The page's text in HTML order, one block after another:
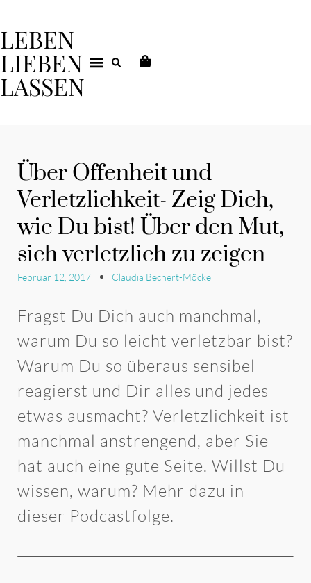
LEBEN
LIEBEN
LASSEN
Über Offenheit und
Verletzlichkeit- Zeig Dich,
wie Du bist! Über den Mut,
sich verletzlich zu zeigen
Februar 12, 2017 Claudia Bechert-Möckel
Fragst Du Dich auch manchmal,
warum Du so leicht verletzbar bist?
Warum Du so überaus sensibel
reagierst und Dir alles und jedes
etwas ausmacht? Verletzlichkeit ist
manchmal anstrengend, aber Sie
hat auch eine gute Seite. Willst Du
wissen, warum? Mehr dazu in
dieser Podcastfolge.